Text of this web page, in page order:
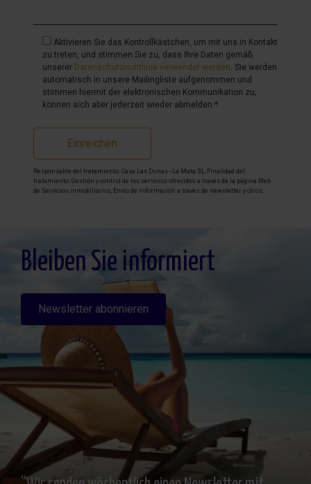
Aktivieren Sie das Kontrollkästchen, um mit uns in Kontakt
zu treten, und stimmen Sie zu, dass Ihre Daten gemäß
unserer Datenschutzrichtlinie verwendet werden . Sie werden
automatisch in unsere Mailingliste aufgenommen und
stimmen hiermit der elektronischen Kommunikation zu,
können sich aber jederzeit wieder abmelden.*
Einreichen
Responsable del tratamiento: Casa Las Dunas - La Mata SL, Finalidad del
tratamiento: Gestión y control de los servicios ofrecidos a través de la página Web
de Servicios inmobiliarios, Envío de información a traves de newsletter y otros,
detallada sobre protección de datos
Aquí
Bleiben Sie informiert
Newsletter abonnieren